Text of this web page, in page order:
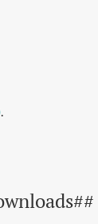
.